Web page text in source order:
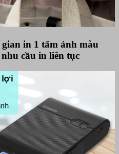
in 1 tấm ảnh màu
cầu in liên tục